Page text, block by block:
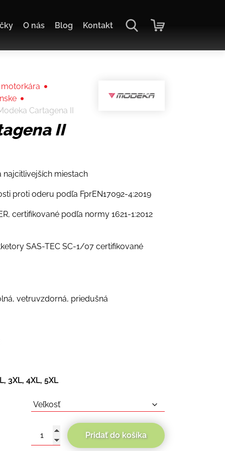
O nás Blog Kontakt
motorkára
Cartagena II
II
najcitlivejších miestach
proti oderu podľa FprEN17092-4:2019
certifikované podľa normy 1621-1:2012
SAS-TEC SC-1/07 certifikované
vetruvzdorná, priedušná
3XL, 4XL, 5XL
množstvo
Pridať do košíka